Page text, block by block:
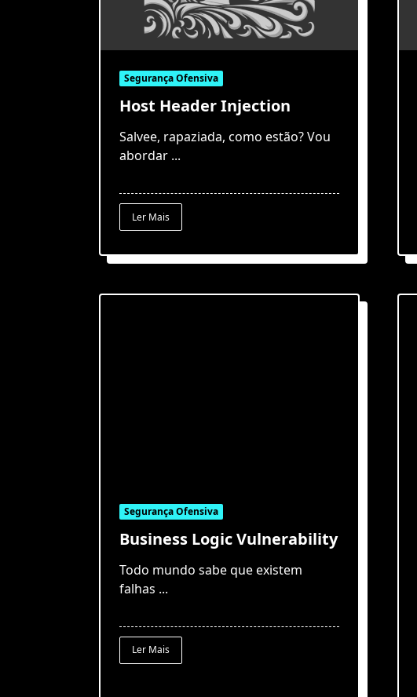
Segurança Ofensiva
Host Header Injection
Salvee, rapaziada, como estão? Vou
abordar ...
Ler Mais
Segurança Ofensiva
Business Logic Vulnerability
Todo mundo sabe que existem
falhas ...
Ler Mais